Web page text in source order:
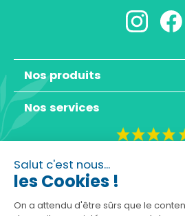
Salut c'est nous...
les Cookies !
On a attendu d'être sûrs que le
Nos produits
Nos services